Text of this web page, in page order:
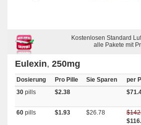
Kostenlosen Standard
alle Pakete mit
Eulexin, 250mg
Dosierung Pro Pille Sie Sparen per
30 pills $2.38
60 pills $1.93 $26.78